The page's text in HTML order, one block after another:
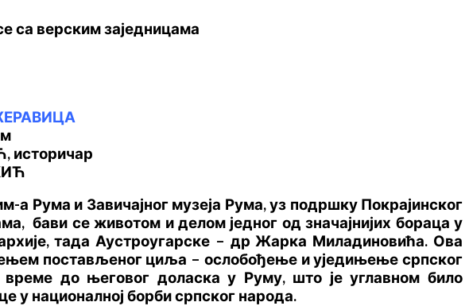
са верским заједницама
историчар
а Рума и Завичајног музеја Рума, уз подршку Покрајинског
бави се животом и делом једног од значајнијих бораца у
тада Аустроугарске – др Жарка Миладиновића. Ова
постављеног циља – ослобођење и уједињење српског
до његовог доласка у Руму, што је углавном било
у националној борби српског народа.